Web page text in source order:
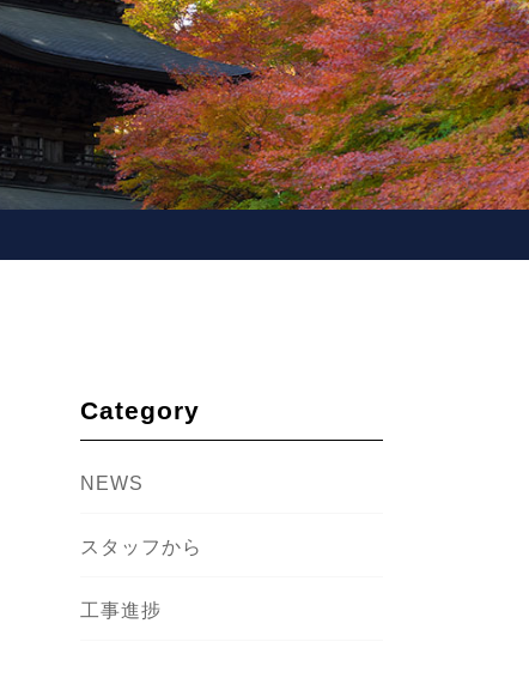
Category
NEWS
スタッフから
工事進捗